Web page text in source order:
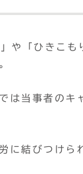
「ひきこも
は当事者の
に結びつけら